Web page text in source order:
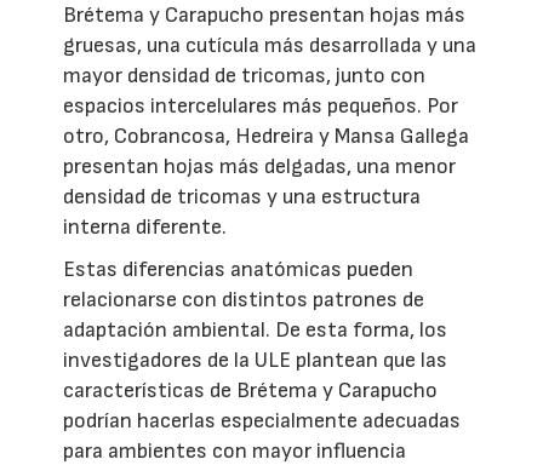
Brétema y Carapucho presentan hojas más
gruesas, una cutícula más desarrollada y una
mayor densidad de tricomas, junto con
espacios intercelulares más pequeños. Por
otro, Cobrancosa, Hedreira y Mansa Gallega
presentan hojas más delgadas, una menor
densidad de tricomas y una estructura
interna diferente.
Estas diferencias anatómicas pueden
relacionarse con distintos patrones de
adaptación ambiental. De esta forma, los
investigadores de la ULE plantean que las
características de Brétema y Carapucho
podrían hacerlas especialmente adecuadas
para ambientes con mayor influencia